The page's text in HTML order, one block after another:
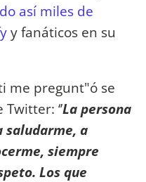
así miles de
y fanáticos en su
me pregunt"ó se
‘’La persona
saludarme, a
siempre
Los que